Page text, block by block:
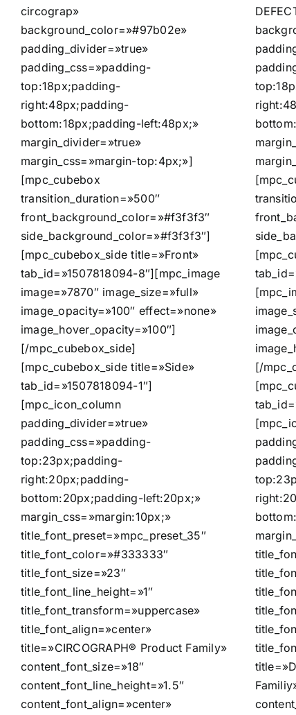
circograp»
background_color=»#97b02e»
padding_divider=»true»
padding_css=»padding-
top:18px;padding-
right:48px;padding-
bottom:18px;padding-left:48px;»
margin_divider=»true»
margin_css=»margin-top:4px;»]
[mpc_cubebox
transition_duration=»500″
front_background_color=»#f3f3f3″
side_background_color=»#f3f3f3″]
[mpc_cubebox_side title=»Front»
tab_id=»1507818094-8″][mpc_image
image=»7870″ image_size=»full»
image_opacity=»100″ effect=»none»
image_hover_opacity=»100″]
[/mpc_cubebox_side]
[mpc_cubebox_side title=»Side»
tab_id=»1507818094-1″]
[mpc_icon_column
padding_divider=»true»
padding_css=»padding-
top:23px;padding-
right:20px;padding-
bottom:20px;padding-left:20px;»
margin_css=»margin:10px;»
title_font_preset=»mpc_preset_35″
title_font_color=»#333333″
title_font_size=»23″
title_font_line_height=»1″
title_font_transform=»uppercase»
title_font_align=»center»
title=»CIRCOGRAPH® Product Family»
content_font_size=»18″
content_font_line_height=»1.5″
content_font_align=»center»
[/